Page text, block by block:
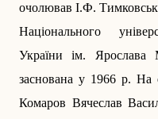
очолював І.Ф.
Національного
України ім. Ярослава
заснована у 1966 р. На
Комаров Вячеслав